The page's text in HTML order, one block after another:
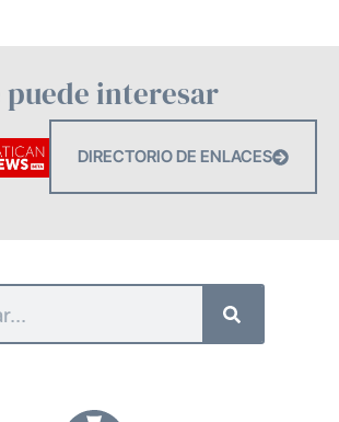
puede interesar
DIRECTORIO DE ENLACES